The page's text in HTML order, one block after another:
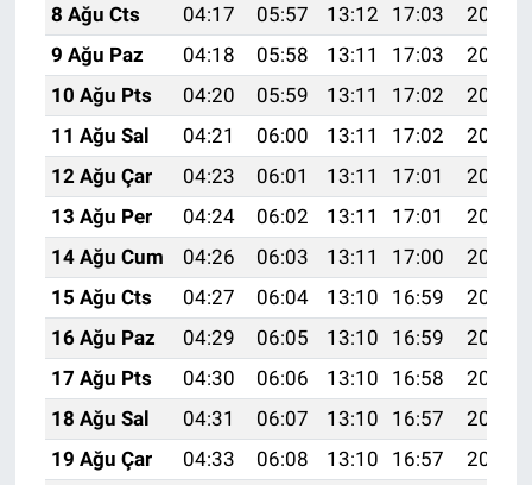
8 Ağu Cts
04:17 05:57 13:12 17:03
20:16
9 Ağu Paz
04:18 05:58 13:11 17:03
20:15
10 Ağu Pts
04:20 05:59 13:11 17:02
20:14
11 Ağu Sal
04:21 06:00 13:11 17:02
20:13
12 Ağu Çar
04:23 06:01 13:11 17:01
20:11
13 Ağu Per
04:24 06:02 13:11 17:01
20:10
14 Ağu Cum
04:26 06:03 13:11 17:00
20:09
15 Ağu Cts
04:27 06:04 13:10 16:59
20:07
16 Ağu Paz
04:29 06:05 13:10 16:59
20:06
17 Ağu Pts
04:30 06:06 13:10 16:58
20:04
18 Ağu Sal
04:31 06:07 13:10 16:57
20:03
19 Ağu Çar
04:33 06:08 13:10 16:57
20:02